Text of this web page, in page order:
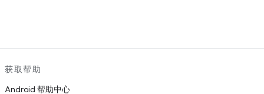
获取帮助
Android 帮助中心